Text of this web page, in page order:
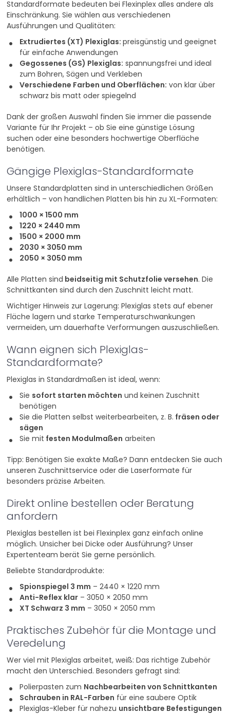
Standardformate bedeuten bei Flexinplex alles andere als
Einschränkung. Sie wählen aus verschiedenen
Ausführungen und Qualitäten:
Extrudiertes (XT) Plexiglas:preisgünstig und geeignet
für einfache Anwendungen
Gegossenes (GS) Plexiglas: spannungsfrei und ideal
zum Bohren, Sägen und Verkleben
Verschiedene Farben und Oberflächen: von klar über
schwarz bis matt oder spiegelnd
Dank der großen Auswahl finden Sie immer die passende
Variante für Ihr Projekt – ob Sie eine günstige Lösung
suchen oder eine besonders hochwertige Oberfläche
benötigen.
Gängige Plexiglas-Standardformate
Unsere Standardplatten sind in unterschiedlichen Größen
erhältlich – von handlichen Platten bis hin zu XL-Formaten:
1000 × 1500 mm
1220 × 2440 mm
1500 × 2000 mm
2030 × 3050 mm
2050 × 3050 mm
Alle Platten sind beidseitig mit Schutzfolie versehen. Die
Schnittkanten sind durch den Zuschnitt leicht matt.
Wichtiger Hinweis zur Lagerung: Plexiglas stets auf ebener
Fläche lagern und starke Temperaturschwankungen
vermeiden, um dauerhafte Verformungen auszuschließen.
Wann eignen sich Plexiglas-
Standardformate?
Plexiglas in Standardmaßen ist ideal, wenn:
Sie sofort starten möchten und keinen Zuschnitt
benötigen
Sie die Platten selbst weiterbearbeiten, z. B. fräsen oder
sägen
Sie mit festen Modulmaßen arbeiten
Tipp: Benötigen Sie exakte Maße? Dann entdecken Sie auch
unseren Zuschnittservice oder die Laserformate für
besonders präzise Arbeiten.
Direkt online bestellen oder Beratung
anfordern
Plexiglas bestellen ist bei Flexinplex ganz einfach online
möglich. Unsicher bei Dicke oder Ausführung? Unser
Expertenteam berät Sie gerne persönlich.
Beliebte Standardprodukte:
Spionspiegel 3 mm – 2440 × 1220 mm
Anti-Reflex klar – 3050 × 2050 mm
XT Schwarz 3 mm – 3050 × 2050 mm
Praktisches Zubehör für die Montage und
Veredelung
Wer viel mit Plexiglas arbeitet, weiß: Das richtige Zubehör
macht den Unterschied. Besonders gefragt sind:
Polierpasten zum Nachbearbeiten von Schnittkanten
Schrauben in RAL-Farben für eine saubere Optik
Plexiglas-Kleber für nahezu unsichtbare Befestigungen